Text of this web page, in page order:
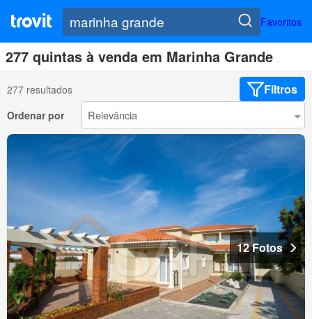
Favoritos
277 quintas à venda em Marinha Grande
277 resultados Filtros
Ordenar por
12 Fotos